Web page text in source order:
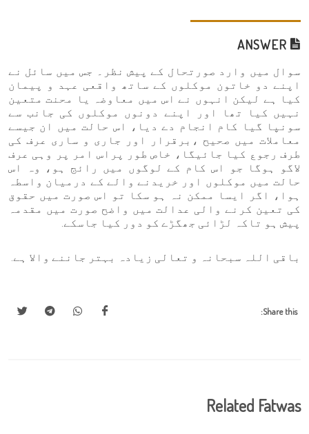
سوال میں وارد صورتحال کے پیش نظر۔ جس میں سائل نے
اپنے دو خاتون موکلوں کے ساتھ واقعی عہد و پیمان
کیا ہے لیکن انہوں نے اس میں معاوضہ یا محنت متعین
نہیں کیا تھا اور اپنے دونوں موکلوں کی جانب سے
سونپا گیا کام انجام دے دیا، اس حالت میں ان جیسے
معاملات میں صحیح ،برقرار اور جاری و ساری عرف کی
طرف رجوع کیا جائیگا، خاص طور پراس امر پر وہی عرف
لاگو ہوگا جو اس کام کے لوگوں میں رائج ہو، وہ اس
حالت میں موکلوں اور خریدنے والے کے درمیان واسطہ
ہوا، اگر ایسا ممکن نہ ہو سکا تو اس صورت میں حقوق
کی تعین کرنے والی عدالت میں واضح صورت میں مقدمہ
پیش ہو تاکہ لڑائی جھگڑے کو دور کیا جاسکے.
باقی اللہ سبحانہ و تعالی زیادہ بہتر جاننے والا ہے.
Share this:
Related Fatwas